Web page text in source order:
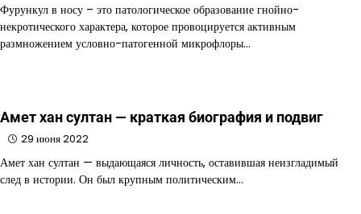
Фурункул в носу – это патологическое образование гнойно-
некротического характера, которое провоцируется активным
размножением условно-патогенной микрофлоры…
Амет хан султан — краткая биография и подвиг
29 июня 2022
Амет хан султан — выдающаяся личность, оставившая неизгладимый
след в истории. Он был крупным политическим…